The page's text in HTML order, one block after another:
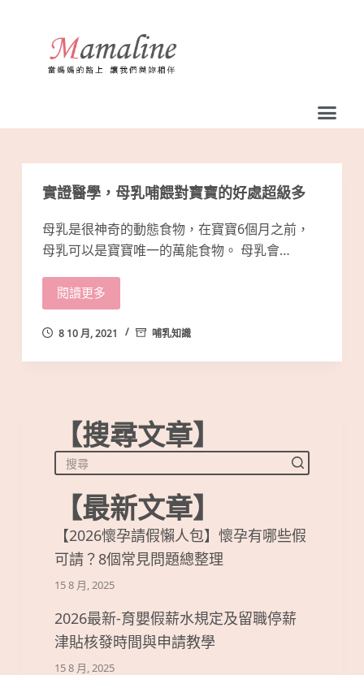
容
實證醫學，母乳哺餵對寶寶的好處超級多
母乳是很神奇的動態食物，在寶寶6個月之前，
母乳可以是寶寶唯一的萬能食物。 母乳會…
閱讀更多
8 10 月, 2021 哺乳知識
【搜尋文章】
【最新文章】
【2026懷孕請假懶人包】懷孕有哪些假
可請？8個常見問題總整理
15 8 月, 2025
2026最新-育嬰假薪水規定及留職停薪
津貼核發時間與申請教學
15 8 月, 2025